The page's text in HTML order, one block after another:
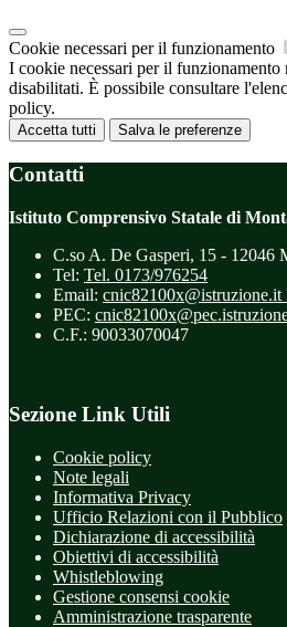
Cookie necessari per il funzionamento
I cookie necessari per il funzionamento
disabilitati. È possibile consultare
policy.
Accetta tutti Salva le preferenze
Contatti
Istituto Comprensivo Statale di
C.so A. De Gasperi, 15 - 12046
Tel: Tel. 0173/976254
Email: cnic82100x@istruzione.it
PEC:
C.F.: 90033070047
Sezione Link Utili
Cookie policy
Note legali
Informativa Privacy
Ufficio Relazioni con il Pubblico
Dichiarazione di accessibilità
Obiettivi di accessibilità
Whistleblowing
Gestione consensi cookie
Amministrazione trasparente